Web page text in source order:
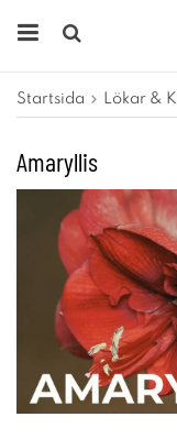
Startsida Lökar &
Amaryllis